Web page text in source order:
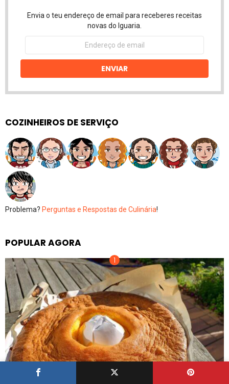
Envia o teu endereço de email para receberes receitas
novas do Iguaria.
Endereço
email
ENVIAR
COZINHEIROS DE SERVIÇO
Problema? Perguntas e Respostas de Culinária!
POPULAR AGORA